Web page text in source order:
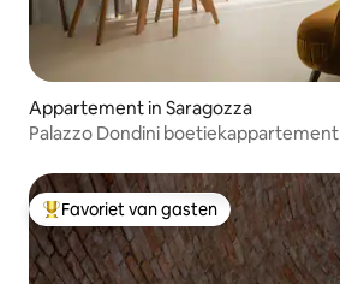
Appartement in Saragozza
Palazzo Dondini boetiekappartement
Topfavoriet van gasten
Favoriet van gasten